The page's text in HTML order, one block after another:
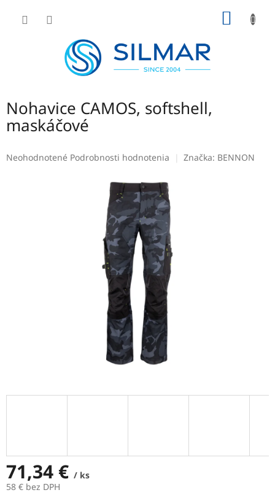
Nohavice CAMOS, softshell,
maskáčové
Priemerné
Neohodnotené Podrobnosti hodnotenia Značka: BENNON
71,34 € / ks
58 € bez DPH